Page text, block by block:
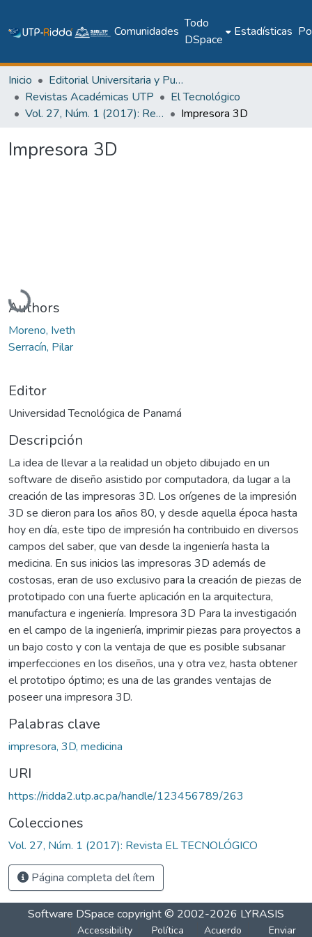
Comunidades
Todo
DSpace
Estadísticas
Inicio
Editorial Universitaria y Publicaciones Seriadas
Revistas Académicas UTP
El Tecnológico
Vol. 27, Núm. 1 (2017): Revista EL TECNOLÓGICO
Impresora 3D
Impresora 3D
Cargando...
Authors
Moreno, Iveth
Serracín, Pilar
Editor
Universidad Tecnológica de Panamá
Descripción
La idea de llevar a la realidad un objeto dibujado en un
software de diseño asistido por computadora, da lugar a la
creación de las impresoras 3D. Los orígenes de la impresión
3D se dieron para los años 80, y desde aquella época hasta
hoy en día, este tipo de impresión ha contribuido en diversos
campos del saber, que van desde la ingeniería hasta la
medicina. En sus inicios las impresoras 3D además de
costosas, eran de uso exclusivo para la creación de piezas de
prototipado con una fuerte aplicación en la arquitectura,
manufactura e ingeniería. Impresora 3D Para la investigación
en el campo de la ingeniería, imprimir piezas para proyectos a
un bajo costo y con la ventaja de que es posible subsanar
imperfecciones en los diseños, una y otra vez, hasta obtener
el prototipo óptimo; es una de las grandes ventajas de
poseer una impresora 3D.
Palabras clave
impresora, 3D, medicina
URI
https://ridda2.utp.ac.pa/handle/123456789/263
Colecciones
Vol. 27, Núm. 1 (2017): Revista EL TECNOLÓGICO
Página completa del ítem
Software DSpace copyright © 2002-2026 LYRASIS
Accessibility Política Acuerdo Enviar